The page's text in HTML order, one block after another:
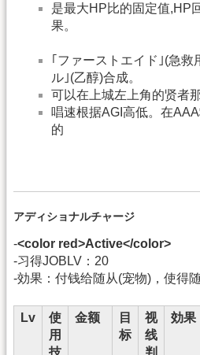
是最大HP比的固定值,HP
果。
｢ファーストエイド｣(急救
ル｣(乙醇)合成。
可以在上城左上角的贤者
唱速根据AGI高低。在
的
アディショナルチャージ
-<color red>Active</color>
-习得JOBLV：20
-効果：付钱给随从(宠物)，使得
Lv
使
用
技
金额
目
标
视
线
判
効果